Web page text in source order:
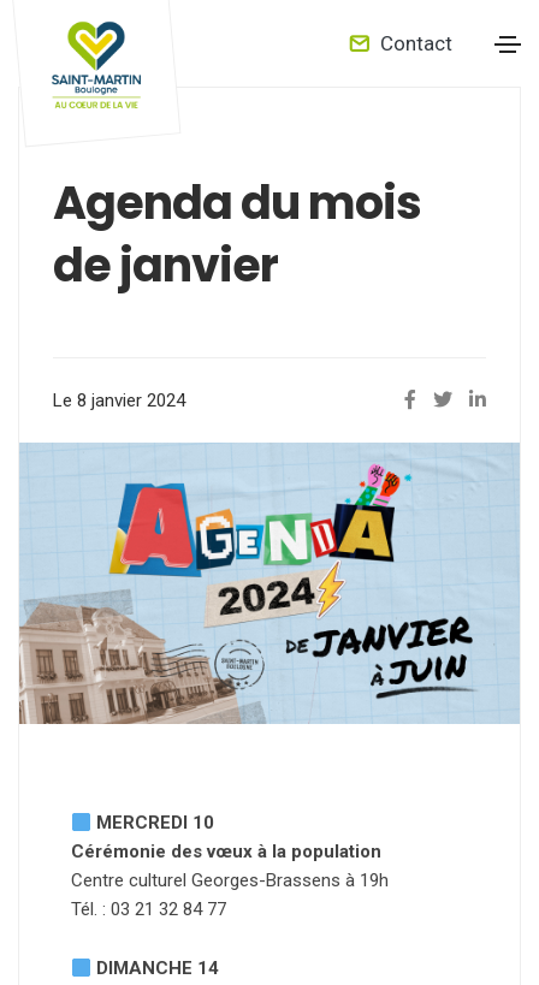
Contact
Agenda du mois
de janvier
Le 8 janvier 2024
MERCREDI 10
Cérémonie des vœux à la population
Centre culturel Georges-Brassens à 19h
Tél. : 03 21 32 84 77
DIMANCHE 14